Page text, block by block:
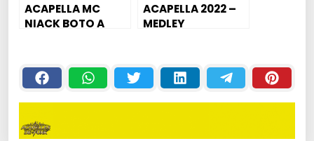
ACAPELLA MC
NIACK BOTO A
ACAPELLA 2022 –
MEDLEY